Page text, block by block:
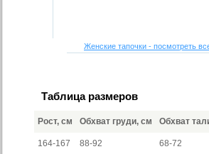
Женские тапочки - посмотреть
Таблица размеров
Рост, см Обхват груди, см Обхват
164-167 88-92 68-72